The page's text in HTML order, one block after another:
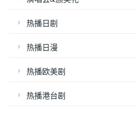
热播日剧
热播日漫
热播欧美剧
热播港台剧